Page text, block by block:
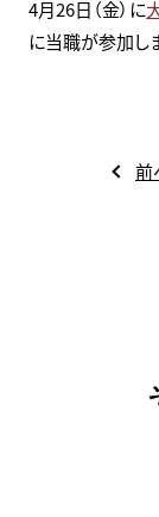
4月26日（金）に
に当職が参加し
前